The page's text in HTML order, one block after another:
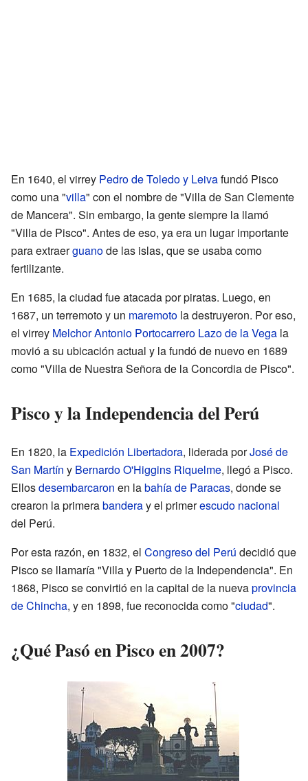
En 1640, el virrey Pedro de Toledo y Leivafundó Pisco
como una "villa" con el nombre de "Villa de San Clemente
de Mancera". Sin embargo, la gente siempre la llamó
"Villa de Pisco". Antes de eso, ya era un lugar importante
para extraerguanode las islas, que se usaba como
fertilizante.
En 1685, la ciudad fue atacada por piratas. Luego, en
1687, un terremoto y un maremoto la destruyeron. Por eso,
el virrey Melchor Antonio Portocarrero Lazo de la Vega la
movió a su ubicación actual y la fundó de nuevo en 1689
como "Villa de Nuestra Señora de la Concordia de Pisco".
Pisco y la Independencia del Perú
En 1820, la Expedición Libertadora, liderada porJosé de
San Martín y Bernardo O'Higgins Riquelme, llegó a Pisco.
Ellosdesembarcaron en labahía de Paracas, donde se
crearon la primerabanderay el primerescudo nacional
del Perú.
Por esta razón, en 1832, el Congreso del Perú decidió que
Pisco se llamaría "Villa y Puerto de la Independencia". En
1868, Pisco se convirtió en la capital de la nuevaprovincia
de Chincha, y en 1898, fue reconocida como "ciudad".
¿Qué Pasó en Pisco en 2007?